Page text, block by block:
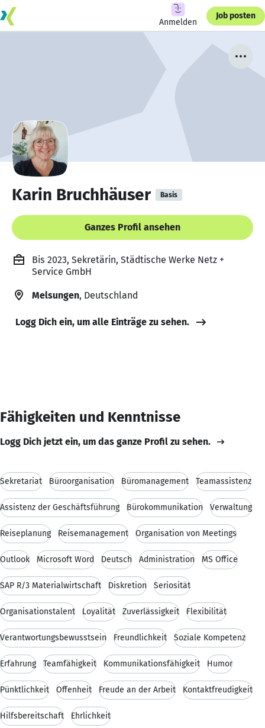
Anmelden
Job posten
Karin Bruchhäuser Basis
Ganzes Profil ansehen
Bis 2023, Sekretärin, Städtische Werke Netz +
Service GmbH
Melsungen, Deutschland
Logg Dich ein, um alle Einträge zu sehen.
Fähigkeiten und Kenntnisse
Logg Dich jetzt ein, um das ganze Profil zu sehen.
Sekretariat Büroorganisation Büromanagement Teamassistenz
Assistenz der Geschäftsführung Bürokommunikation Verwaltung
Reiseplanung Reisemanagement Organisation von Meetings
Outlook Microsoft Word Deutsch Administration MS Office
SAP R/3 Materialwirtschaft Diskretion Seriosität
Organisationstalent Loyalität Zuverlässigkeit Flexibilität
Verantwortungsbewusstsein Freundlichkeit Soziale Kompetenz
Erfahrung Teamfähigkeit Kommunikationsfähigkeit Humor
Pünktlichkeit Offenheit Freude an der Arbeit Kontaktfreudigkeit
Hilfsbereitschaft Ehrlichkeit